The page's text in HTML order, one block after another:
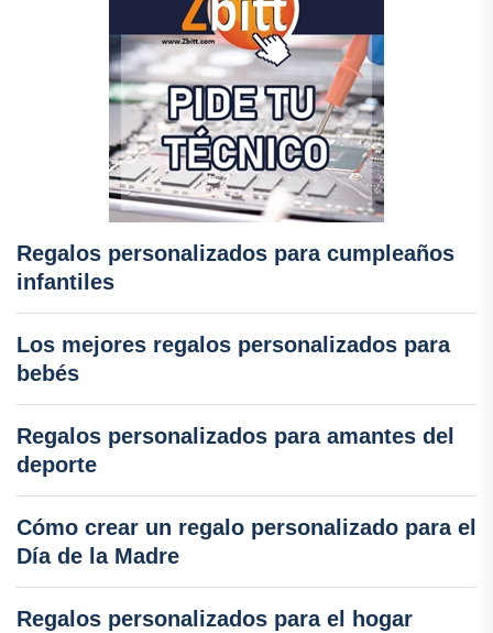
Regalos personalizados para cumpleaños
infantiles
Los mejores regalos personalizados para
bebés
Regalos personalizados para amantes del
deporte
Cómo crear un regalo personalizado para el
Día de la Madre
Regalos personalizados para el hogar